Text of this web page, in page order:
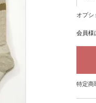
オプシ
会員様
特定商